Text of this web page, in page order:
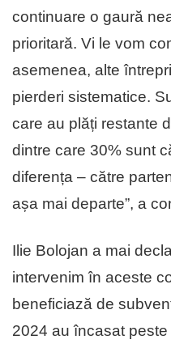
continuare o gaură
prioritară. Vi le vom
asemenea, alte
pierderi sistematice.
care au plăți restante
dintre care 30% sunt
diferența – către
așa mai departe”, a
Ilie Bolojan a mai
intervenim în aceste
beneficiază de
2024 au încasat